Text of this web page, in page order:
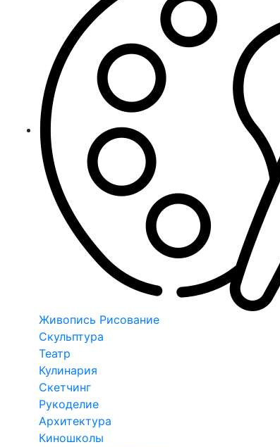
Живопись Рисование
Скульптура
Театр
Кулинария
Скетчинг
Рукоделие
Архитектура
Киношколы